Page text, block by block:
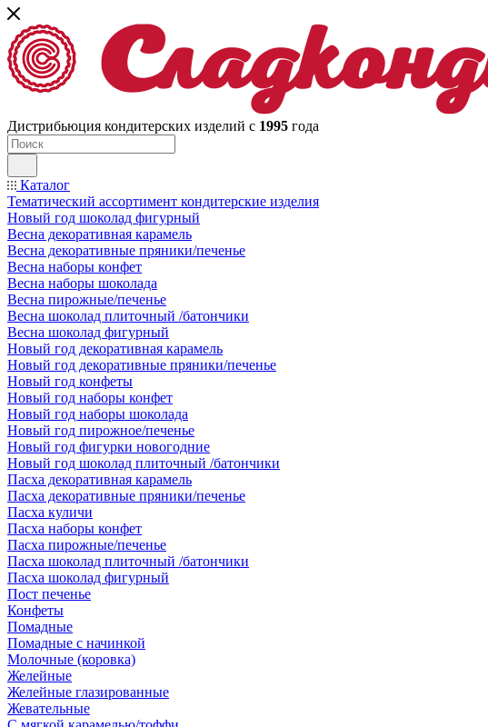
Дистрибьюция кондитерских изделий с 1995 года
Каталог
Тематический ассортимент кондитерские изделия
Новый год шоколад фигурный
Весна декоративная карамель
Весна декоративные пряники/печенье
Весна наборы конфет
Весна наборы шоколада
Весна пирожные/печенье
Весна шоколад плиточный /батончики
Весна шоколад фигурный
Новый год декоративная карамель
Новый год декоративные пряники/печенье
Новый год конфеты
Новый год наборы конфет
Новый год наборы шоколада
Новый год пирожное/печенье
Новый год фигурки новогодние
Новый год шоколад плиточный /батончики
Пасха декоративная карамель
Пасха декоративные пряники/печенье
Пасха куличи
Пасха наборы конфет
Пасха пирожные/печенье
Пасха шоколад плиточный /батончики
Пасха шоколад фигурный
Пост печенье
Конфеты
Помадные
Помадные с начинкой
Молочные (коровка)
Желейные
Желейные глазированные
Жевательные